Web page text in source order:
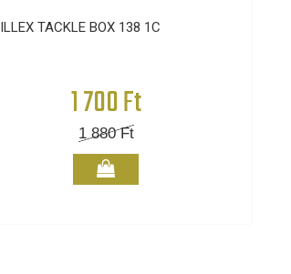
ILLEX TACKLE BOX 138 1C
1 700 Ft
1 880Ft